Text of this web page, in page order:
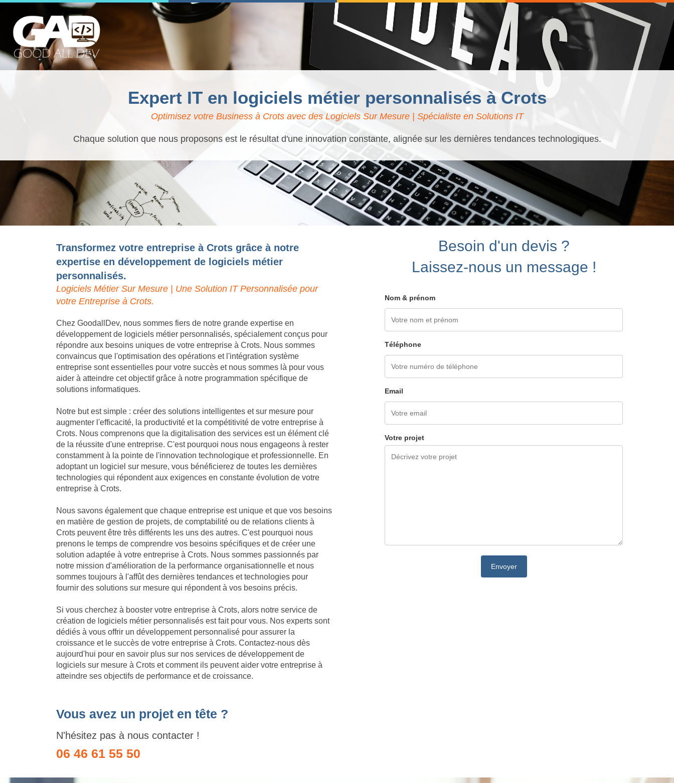
Expert IT en logiciels métier personnalisés à Crots
Optimisez votre Business à Crots avec des Logiciels Sur Mesure | Spécialiste en Solutions IT
Chaque solution que nous proposons est le résultat d'une innovation constante, alignée sur les dernières tendances technologiques.
Transformez votre entreprise à Crots grâce à notre
expertise en développement de logiciels métier
personnalisés.
Logiciels Métier Sur Mesure | Une Solution IT Personnalisée pour
votre Entreprise à Crots.
Chez GoodallDev, nous sommes fiers de notre grande expertise en
développement de logiciels métier personnalisés, spécialement conçus pour
répondre aux besoins uniques de votre entreprise à Crots. Nous sommes
convaincus que l'optimisation des opérations et l'intégration système
entreprise sont essentielles pour votre succès et nous sommes là pour vous
aider à atteindre cet objectif grâce à notre programmation spécifique de
solutions informatiques.
Notre but est simple : créer des solutions intelligentes et sur mesure pour
augmenter l'efficacité, la productivité et la compétitivité de votre entreprise à
Crots. Nous comprenons que la digitalisation des services est un élément clé
de la réussite d'une entreprise. C'est pourquoi nous nous engageons à rester
constamment à la pointe de l'innovation technologique et professionnelle. En
adoptant un logiciel sur mesure, vous bénéficierez de toutes les dernières
technologies qui répondent aux exigences en constante évolution de votre
entreprise à Crots.
Nous savons également que chaque entreprise est unique et que vos besoins
en matière de gestion de projets, de comptabilité ou de relations clients à
Crots peuvent être très différents les uns des autres. C'est pourquoi nous
prenons le temps de comprendre vos besoins spécifiques et de créer une
solution adaptée à votre entreprise à Crots. Nous sommes passionnés par
notre mission d'amélioration de la performance organisationnelle et nous
sommes toujours à l'affût des dernières tendances et technologies pour
fournir des solutions sur mesure qui répondent à vos besoins précis.
Si vous cherchez à booster votre entreprise à Crots, alors notre service de
création de logiciels métier personnalisés est fait pour vous. Nos experts sont
dédiés à vous offrir un développement personnalisé pour assurer la
croissance et le succès de votre entreprise à Crots. Contactez-nous dès
aujourd'hui pour en savoir plus sur nos services de développement de
logiciels sur mesure à Crots et comment ils peuvent aider votre entreprise à
atteindre ses objectifs de performance et de croissance.
Vous avez un projet en tête ?
N'hésitez pas à nous contacter !
06 46 61 55 50
Besoin d'un devis ?
Laissez-nous un message !
Nom & prénom
Téléphone
Email
Votre projet